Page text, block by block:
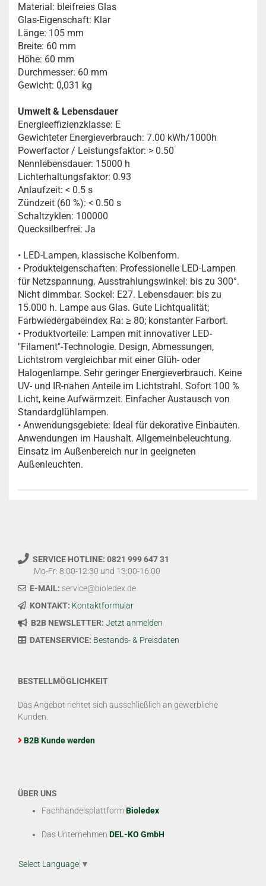
Material: bleifreies Glas
Glas-Eigenschaft: Klar
Länge: 105 mm
Breite: 60 mm
Höhe: 60 mm
Durchmesser: 60 mm
Gewicht: 0,031 kg
Umwelt & Lebensdauer
Energieeffizienzklasse: E
Gewichteter Energieverbrauch: 7.00 kWh/1000h
Powerfactor / Leistungsfaktor: > 0.50
Nennlebensdauer: 15000 h
Lichterhaltungsfaktor: 0.93
Anlaufzeit: < 0.5 s
Zündzeit (60 %): < 0.50 s
Schaltzyklen: 100000
Quecksilberfrei: Ja
• LED-Lampen, klassische Kolbenform.
• Produkteigenschaften: Professionelle LED-Lampen
für Netzspannung. Ausstrahlungswinkel: bis zu 300°.
Nicht dimmbar. Sockel: E27. Lebensdauer: bis zu
15.000 h. Lampe aus Glas. Gute Lichtqualität;
Farbwiedergabeindex Ra: ≥ 80; konstanter Farbort.
• Produktvorteile: Lampen mit innovativer LED-
"Filament"-Technologie. Design, Abmessungen,
Lichtstrom vergleichbar mit einer Glüh- oder
Halogenlampe. Sehr geringer Energieverbrauch. Keine
UV- und IR-nahen Anteile im Lichtstrahl. Sofort 100 %
Licht, keine Aufwärmzeit. Einfacher Austausch von
Standardglühlampen.
• Anwendungsgebiete: Ideal für dekorative Einbauten.
Anwendungen im Haushalt. Allgemeinbeleuchtung.
Einsatz im Außenbereich nur in geeigneten
Außenleuchten.
SERVICE HOTLINE: 0821 999 647 31
Mo-Fr: 8:00-12:30 und 13:00-16:00
E-MAIL: service@bioledex.de
KONTAKT: Kontaktformular
B2B NEWSLETTER: Jetzt anmelden
DATENSERVICE: Bestands- & Preisdaten
BESTELLMÖGLICHKEIT
Das Angebot richtet sich ausschließlich an gewerbliche
Kunden.
B2B Kunde werden
ÜBER UNS
FachhandelsplattformBioledex
Das Unternehmen DEL-KO GmbH
Select Language ▼